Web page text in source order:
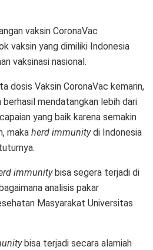
vaksin CoronaVac
vaksin yang dimiliki Indonesia
vaksinasi nasional.
dosis Vaksin CoronaVac kemarin,
mendatangkan lebih dari
yang baik karena semakin
maka herd immunitydi Indonesia
immunitybisa segera terjadi di
analisis pakar
Masyarakat Universitas
bisa terjadi secara alamiah